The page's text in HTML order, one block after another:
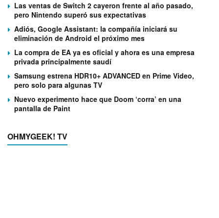
Las ventas de Switch 2 cayeron frente al año pasado,
pero Nintendo superó sus expectativas
Adiós, Google Assistant: la compañía iniciará su
eliminación de Android el próximo mes
La compra de EA ya es oficial y ahora es una empresa
privada principalmente saudí
Samsung estrena HDR10+ ADVANCED en Prime Video,
pero solo para algunas TV
Nuevo experimento hace que Doom ‘corra’ en una
pantalla de Paint
OHMYGEEK! TV